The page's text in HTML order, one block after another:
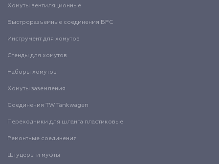
Хомуты вентиляционные
Быстроразъемные соединения БРС
Инструмент для хомутов
Стенды для хомутов
Наборы хомутов
Хомуты заземления
Соединения TW Tankwagen
Переходники для шланга пластиковые
Ремонтные соединения
Штуцеры и муфты